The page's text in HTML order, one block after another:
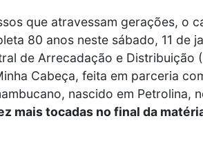
que atravessam gerações, o
80 anos neste sábado, 11 de
de Arrecadação e Distribuição
Cabeça, feita em parceria
nascido em Petrolina,
mais tocadas no final da